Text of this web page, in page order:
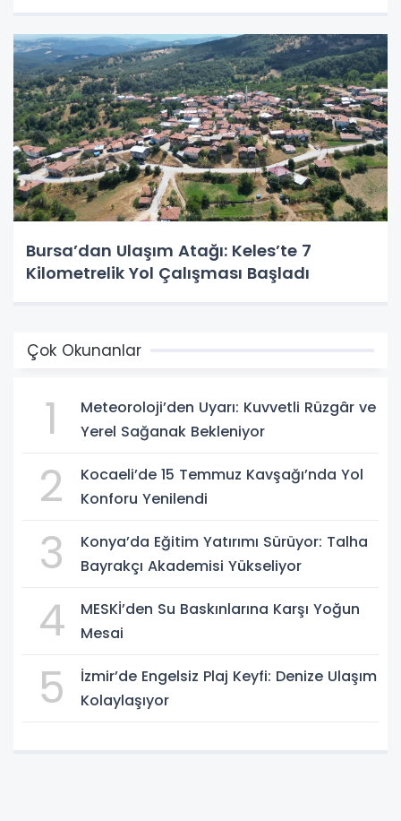
Bursa’dan Ulaşım Atağı: Keles’te 7
Kilometrelik Yol Çalışması Başladı
Çok Okunanlar
1
Meteoroloji’den Uyarı: Kuvvetli Rüzgâr ve
Yerel Sağanak Bekleniyor
2
Kocaeli’de 15 Temmuz Kavşağı’nda Yol
Konforu Yenilendi
3
Konya’da Eğitim Yatırımı Sürüyor: Talha
Bayrakçı Akademisi Yükseliyor
4
MESKİ’den Su Baskınlarına Karşı Yoğun
Mesai
5
İzmir’de Engelsiz Plaj Keyfi: Denize Ulaşım
Kolaylaşıyor